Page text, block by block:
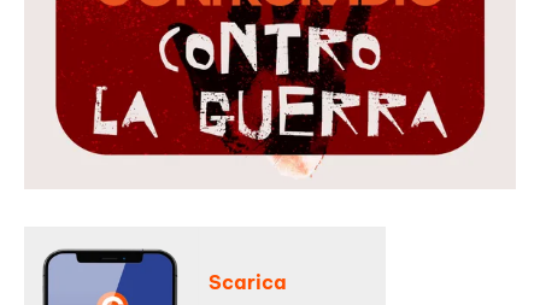
Scarica